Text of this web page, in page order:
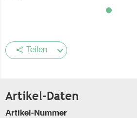
share Teilen
Artikel-Daten
Artikel-Nummer